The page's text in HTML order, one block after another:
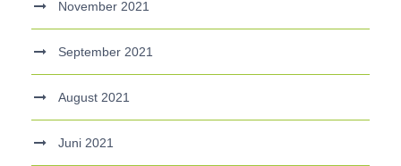
November 2021
September 2021
August 2021
Juni 2021